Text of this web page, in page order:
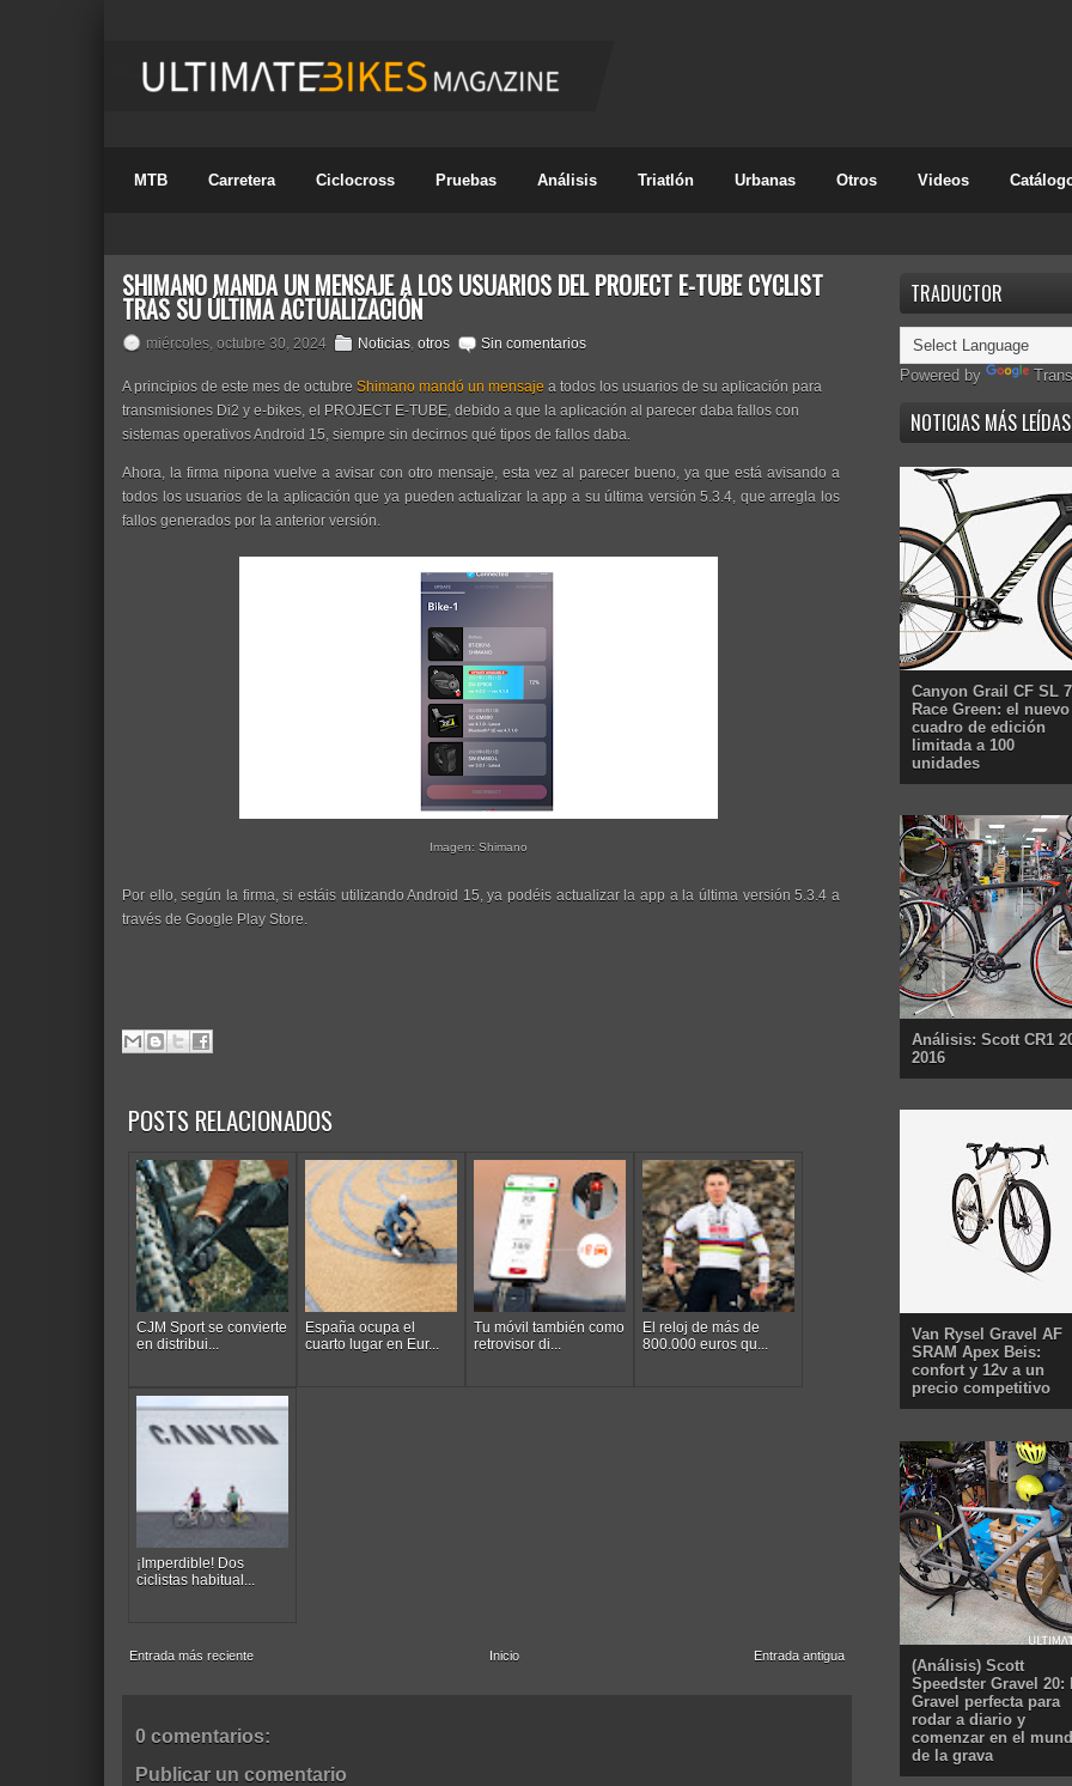
MTB Carretera Ciclocross Pruebas Análisis Triatlón Urbanas Otros Videos
SHIMANO MANDA UN MENSAJE A LOS USUARIOS DEL PROJECT E-TUBE CYCLIST
TRAS SU ÚLTIMA ACTUALIZACIÓN
miércoles, octubre 30, 2024 Noticias, otros Sin comentarios
A principios de este mes de octubre Shimano mandó un mensaje a todos los usuarios de su aplicación para
transmisiones Di2 y e-bikes, el PROJECT E-TUBE, debido a que la aplicación al parecer daba fallos con
sistemas operativos Android 15, siempre sin decirnos qué tipos de fallos daba.
Ahora, la firma nipona vuelve a avisar con otro mensaje, esta vez al parecer bueno, ya que está avisando a
todos los usuarios de la aplicación que ya pueden actualizar la app a su última versión 5.3.4, que arregla los
fallos generados por la anterior versión.
Imagen: Shimano
Por ello, según la firma, si estáis utilizando Android 15, ya podéis actualizar la app a la última versión 5.3.4 a
través de Google Play Store.
POSTS RELACIONADOS
CJM Sport se convierte
en distribui...
España ocupa el
cuarto lugar en Eur...
Tu móvil también como
retrovisor di...
El reloj de más de
800.000 euros qu...
¡Imperdible! Dos
ciclistas habitual...
Entrada más reciente Entrada antigua
Inicio
0 comentarios:
Publicar un comentario
TRADUCTOR
Powered by
NOTICIAS MÁS LEÍDAS
Canyon Grail CF SL 7
Race Green: el nuevo
cuadro de edición
limitada a 100
unidades
Análisis: Scott CR1
2016
Van Rysel Gravel AF
SRAM Apex Beis:
confort y 12v a un
precio competitivo
(Análisis) Scott
Speedster Gravel 20:
Gravel perfecta para
rodar a diario y
comenzar en el
de la grava